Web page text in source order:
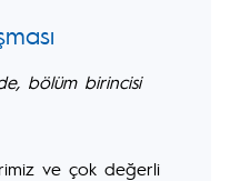
bölüm birincisi
ve çok değerli